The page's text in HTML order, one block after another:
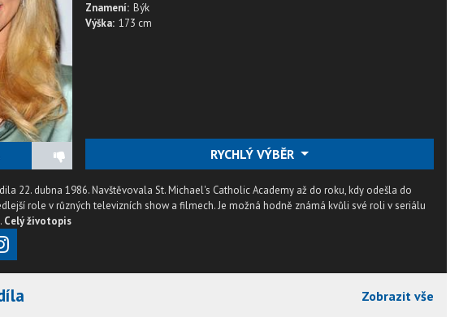
Znamení: Býk
Výška: 173 cm
RYCHLÝ VÝBĚR
22. dubna 1986. Navštěvovala St. Michael's Catholic Academy až do roku, kdy odešla do
role v různých televizních show a filmech. Je možná hodně známá kvůli své roli v seriálu
Celý životopis
Zobrazit vše